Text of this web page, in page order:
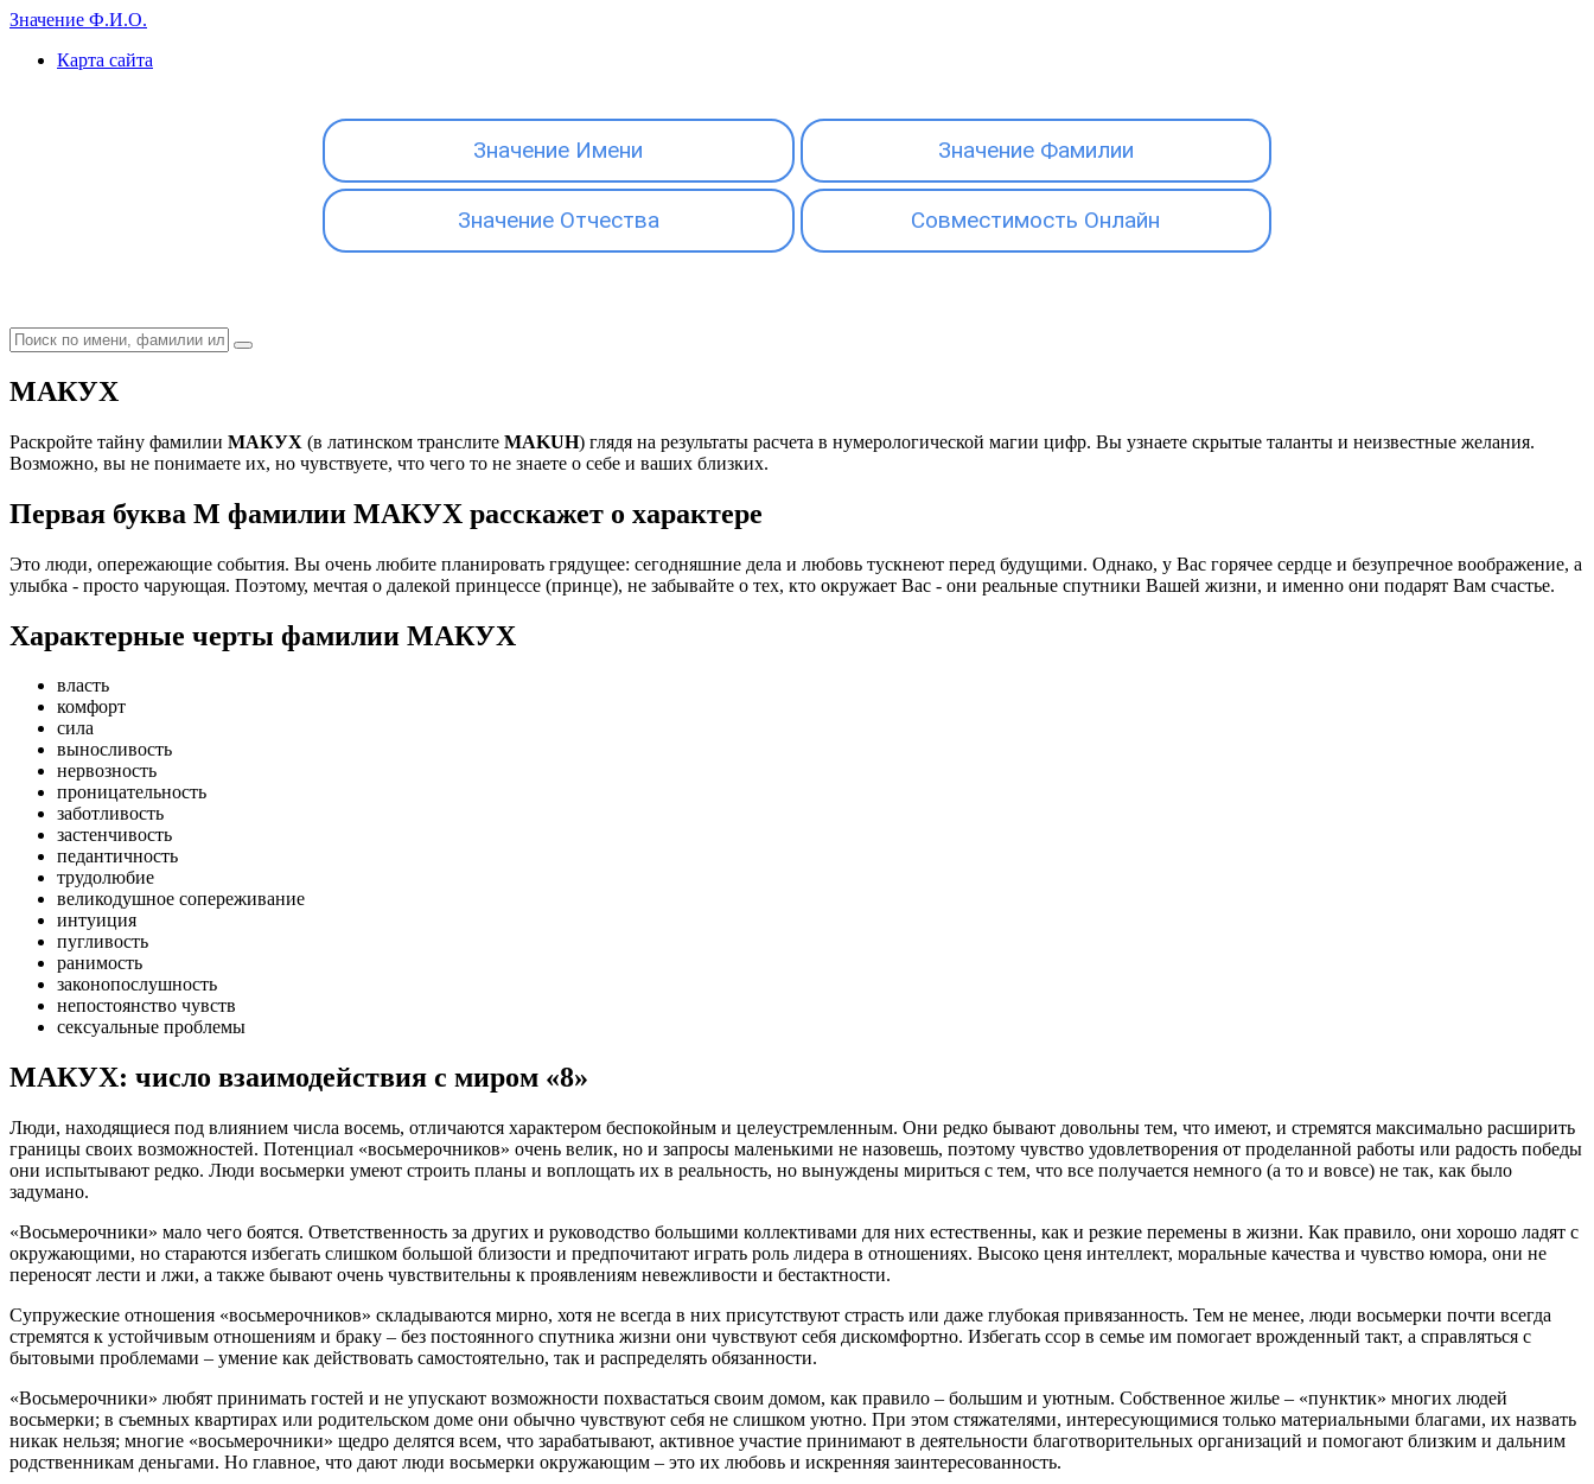
Значение Ф.И.О.
Карта сайта
Значение Имени Значение Фамилии
Значение Отчества Совместимость Онлайн
МАКУХ
Раскройте тайну фамилии МАКУХ (в латинском транслите MAKUH) глядя на результаты расчета в нумерологической магии цифр. Вы узнаете скрытые таланты и неизвестные желания.
Возможно, вы не понимаете их, но чувствуете, что чего то не знаете о себе и ваших близких.
Первая буква М фамилии МАКУХ расскажет о характере
Это люди, опережающие события. Вы очень любите планировать грядущее: сегодняшние дела и любовь тускнеют перед будущими. Однако, у Вас горячее сердце и безупречное воображение, а
улыбка - просто чарующая. Поэтому, мечтая о далекой принцессе (принце), не забывайте о тех, кто окружает Вас - они реальные спутники Вашей жизни, и именно они подарят Вам счастье.
Характерные черты фамилии МАКУХ
власть
комфорт
сила
выносливость
нервозность
проницательность
заботливость
застенчивость
педантичность
трудолюбие
великодушное сопереживание
интуиция
пугливость
ранимость
законопослушность
непостоянство чувств
сексуальные проблемы
МАКУХ: число взаимодействия с миром «8»
Люди, находящиеся под влиянием числа восемь, отличаются характером беспокойным и целеустремленным. Они редко бывают довольны тем, что имеют, и стремятся максимально расширить
границы своих возможностей. Потенциал «восьмерочников» очень велик, но и запросы маленькими не назовешь, поэтому чувство удовлетворения от проделанной работы или радость победы
они испытывают редко. Люди восьмерки умеют строить планы и воплощать их в реальность, но вынуждены мириться с тем, что все получается немного (а то и вовсе) не так, как было
задумано.
«Восьмерочники» мало чего боятся. Ответственность за других и руководство большими коллективами для них естественны, как и резкие перемены в жизни. Как правило, они хорошо ладят с
окружающими, но стараются избегать слишком большой близости и предпочитают играть роль лидера в отношениях. Высоко ценя интеллект, моральные качества и чувство юмора, они не
переносят лести и лжи, а также бывают очень чувствительны к проявлениям невежливости и бестактности.
Супружеские отношения «восьмерочников» складываются мирно, хотя не всегда в них присутствуют страсть или даже глубокая привязанность. Тем не менее, люди восьмерки почти всегда
стремятся к устойчивым отношениям и браку – без постоянного спутника жизни они чувствуют себя дискомфортно. Избегать ссор в семье им помогает врожденный такт, а справляться с
бытовыми проблемами – умение как действовать самостоятельно, так и распределять обязанности.
«Восьмерочники» любят принимать гостей и не упускают возможности похвастаться своим домом, как правило – большим и уютным. Собственное жилье – «пунктик» многих людей
восьмерки; в съемных квартирах или родительском доме они обычно чувствуют себя не слишком уютно. При этом стяжателями, интересующимися только материальными благами, их назвать
никак нельзя; многие «восьмерочники» щедро делятся всем, что зарабатывают, активное участие принимают в деятельности благотворительных организаций и помогают близким и дальним
родственникам деньгами. Но главное, что дают люди восьмерки окружающим – это их любовь и искренняя заинтересованность.